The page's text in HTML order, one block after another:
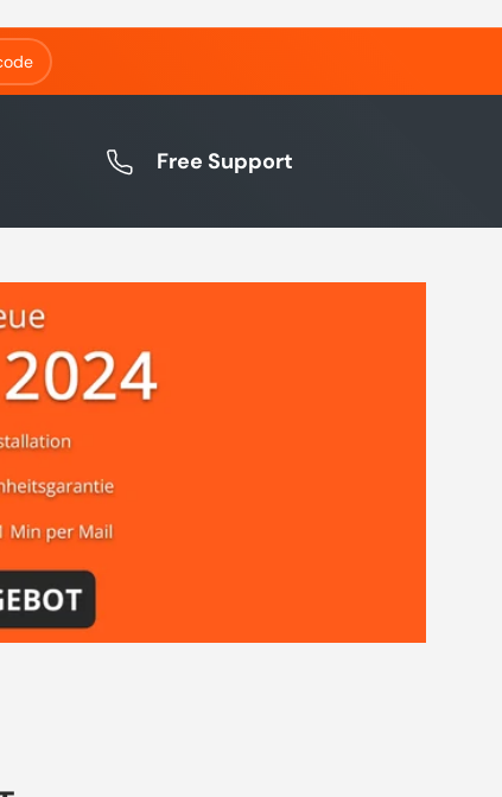
Free Support